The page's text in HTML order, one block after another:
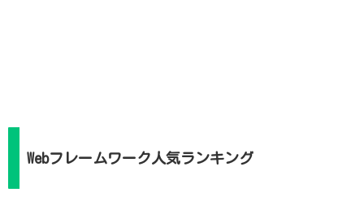
Webフレームワーク人気ランキング